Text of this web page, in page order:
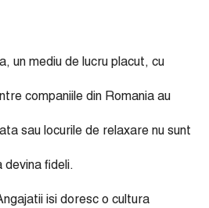
un mediu de lucru placut, cu
companiile din Romania au
sau locurile de relaxare nu sunt
devina fideli.
isi doresc o cultura